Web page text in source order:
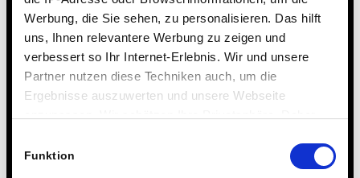
Werbung, die Sie sehen, zu personalisieren. Das hilft
uns, Ihnen relevantere Werbung zu zeigen und
verbessert so Ihr Internet-Erlebnis. Wir und unsere
Partner nutzen diese Techniken auch, um die
Ergebnisse auszuwerten und unsere Webseite
Technologien.
Funktion
Meisterschaften im
Vierkampf
ARCHIV